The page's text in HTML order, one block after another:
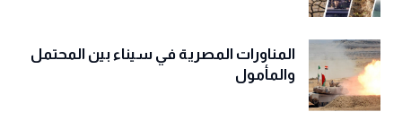
المناورات المصرية في سيناء بين المحتمل
والمأمول